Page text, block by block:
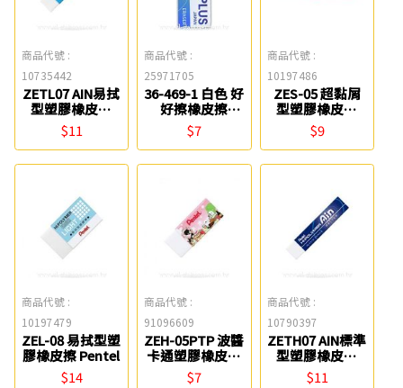
商品代號 :
10735442
ZETL07 AIN易拭
型塑膠橡皮擦
Pentel
$11
商品代號 :
25971705
36-469-1 白色 好
好擦橡皮擦
PLUS
$7
商品代號 :
10197486
ZES-05 超黏屑
型塑膠橡皮擦
Pentel
$9
商品代號 :
10197479
ZEL-08 易拭型塑
膠橡皮擦 Pentel
$14
商品代號 :
91096609
ZEH-05PTP 波醬
卡通塑膠橡皮擦
Pentel
$7
商品代號 :
10790397
ZETH07 AIN標準
型塑膠橡皮擦
Pentel
$11